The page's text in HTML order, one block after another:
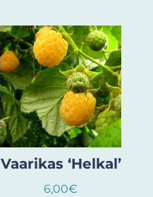
Vaarikas ‘Helkal’
6,00€